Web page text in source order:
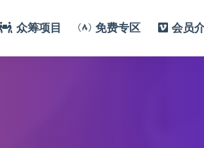
众筹项目 免费专区 会员